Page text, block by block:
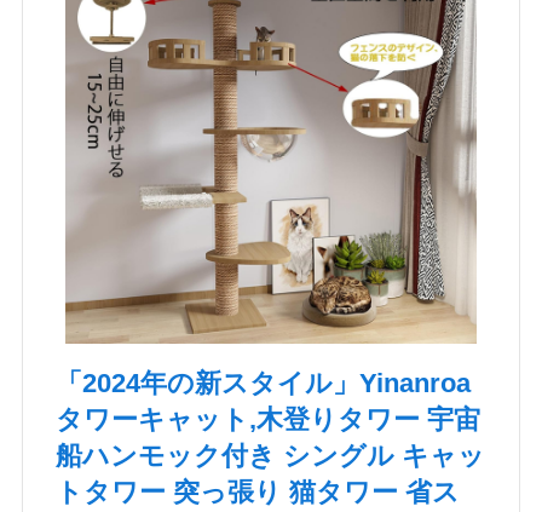
「2024年の新スタイル」Yinanroa
タワーキャット,木登りタワー 宇宙
船ハンモック付き シングル キャッ
トタワー 突っ張り 猫タワー 省ス